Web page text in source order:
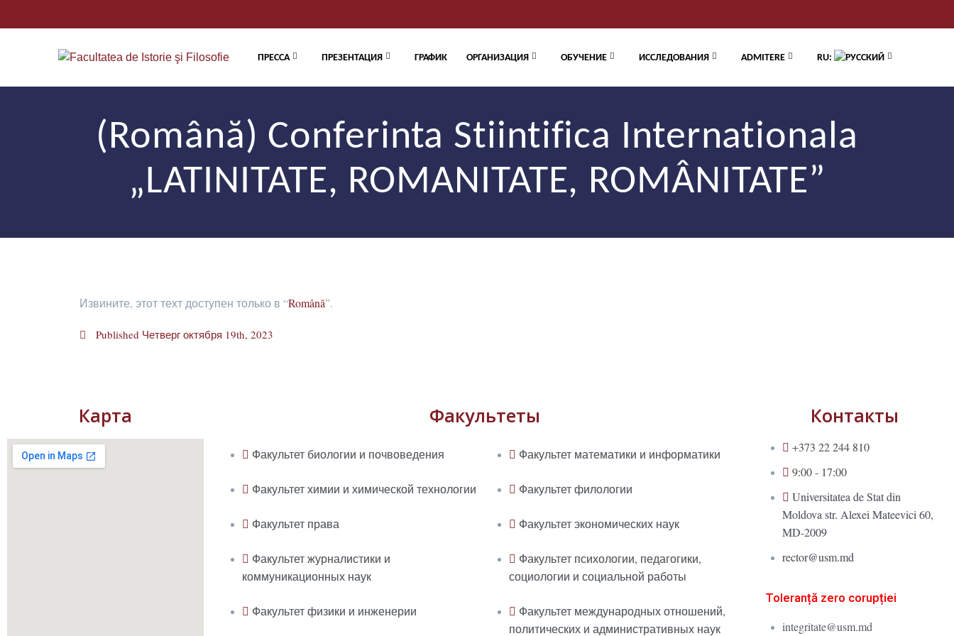
ПРЕССА ПРЕЗЕНТАЦИЯ ГРАФИК ОРГАНИЗАЦИЯ ОБУЧЕНИЕ ИССЛЕДОВАНИЯ ADMITERE RU:
(Română) Conferinta Stiintifica Internationala
„LATINITATE, ROMANITATE, ROMÂNITATE”
Извините, этот техт доступен только в “Română”.
Published Четверг октября 19th, 2023
Карта Факультеты
Факультет биологии и почвоведения
Факультет химии и химической технологии
Факультет права
Факультет журналистики и
коммуникационных наук
Факультет физики и инженерии
Факультет математики и информатики
Факультет филологии
Факультет экономических наук
Факультет психологии, педагогики,
социологии и социальной работы
Факультет международных отношений,
политических и административных наук
Контакты
+373 22 244 810
9:00 - 17:00
Universitatea de Stat din
Moldova str. Alexei Mateevici 60,
MD-2009
rector@usm.md
Toleranță zero corupției
integritate@usm.md